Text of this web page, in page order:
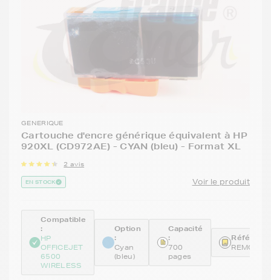
GENERIQUE
Cartouche d'encre générique équivalent à HP
920XL (CD972AE) - CYAN (bleu) - Format XL
2 avis
EN STOCK Voir le produit
Compatible
:
HP
OFFICEJET
6500
WIRELESS
Option
:
Cyan
(bleu)
Capacité
:
700
pages